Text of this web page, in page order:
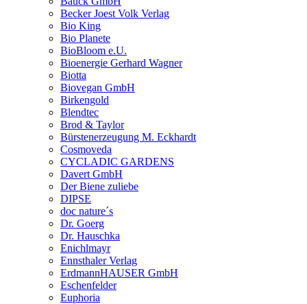
Becker Joest Volk Verlag
Bio King
Bio Planete
BioBloom e.U.
Bioenergie Gerhard Wagner
Biotta
Biovegan GmbH
Birkengold
Blendtec
Brod & Taylor
Bürstenerzeugung M. Eckhardt
Cosmoveda
CYCLADIC GARDENS
Davert GmbH
Der Biene zuliebe
DIPSE
doc nature´s
Dr. Goerg
Dr. Hauschka
Enichlmayr
Ennsthaler Verlag
ErdmannHAUSER GmbH
Eschenfelder
Euphoria